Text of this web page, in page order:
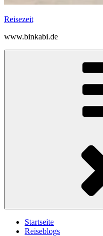
Reisezeit
www.binkabi.de
Startseite
Reiseblogs